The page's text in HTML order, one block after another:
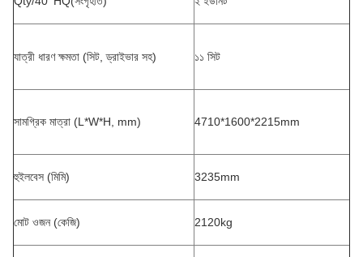
যাত্রী ধারণ ক্ষমতা (সিট, ড্রাইভার সহ) ১১ সিট
সামগ্রিক মাত্রা (L*W*H, mm) 4710*1600*2215mm
হুইলবেস (মিমি) 3235mm
মোট ওজন (কেজি) 2120kg